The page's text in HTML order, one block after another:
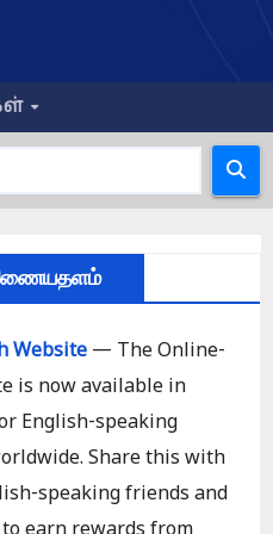
Website— The Online-
is now available in
English-speaking
Share this with
speaking friends and